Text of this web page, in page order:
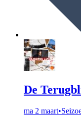
De
ma 2 maart•